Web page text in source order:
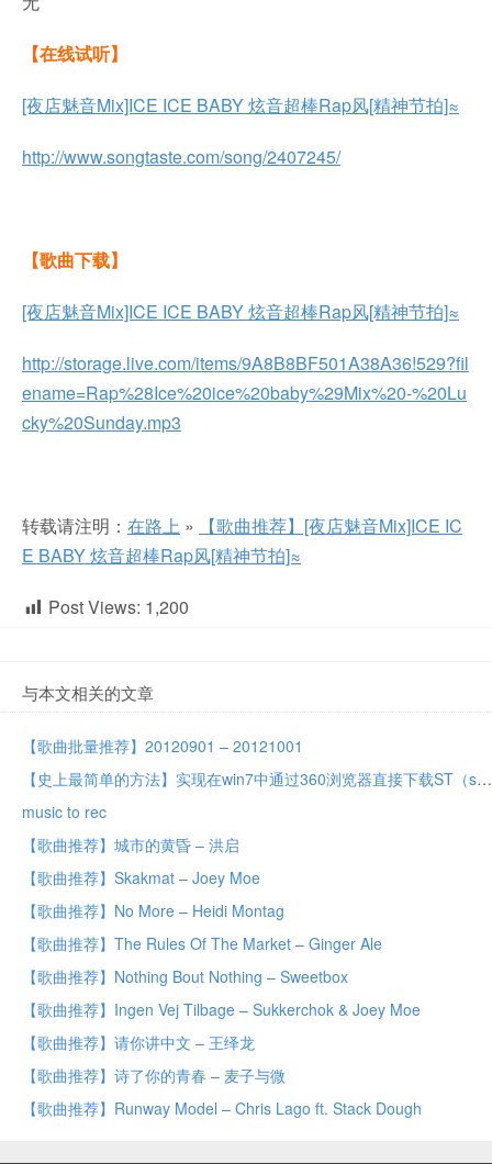
【在线试听】
[夜店魅音Mix]ICE ICE BABY 炫音超棒Rap风[精神节拍]≈
http://www.songtaste.com/song/2407245/
【歌曲下载】
[夜店魅音Mix]ICE ICE BABY 炫音超棒Rap风[精神节拍]≈
http://storage.live.com/items/9A8B8BF501A38A36!529?fil
ename=Rap%28Ice%20ice%20baby%29Mix%20-%20Lu
cky%20Sunday.mp3
转载请注明： 在路上 »
【歌曲推荐】[夜店魅音Mix]ICE IC
E BABY 炫音超棒Rap风[精神节拍]≈
Post Views: 1,200
与本文相关的文章
【歌曲批量推荐】20120901 – 20121001
【史上最简单的方法】实现在win7中通过360浏览器直接下载ST（songtaste）的歌曲
music to rec
【歌曲推荐】城市的黄昏 – 洪启
【歌曲推荐】Skakmat – Joey Moe
【歌曲推荐】No More – Heidi Montag
【歌曲推荐】The Rules Of The Market – Ginger Ale
【歌曲推荐】Nothing Bout Nothing – Sweetbox
【歌曲推荐】Ingen Vej Tilbage – Sukkerchok & Joey Moe
【歌曲推荐】请你讲中文 – 王绎龙
【歌曲推荐】诗了你的青春 – 麦子与微
【歌曲推荐】Runway Model – Chris Lago ft. Stack Dough